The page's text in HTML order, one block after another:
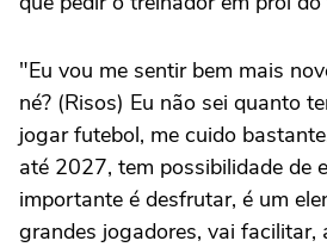
"Eu vou me sentir bem mais
né? (Risos) Eu não sei quanto
jogar futebol, me cuido
até 2027, tem possibilidade de
importante é desfrutar, é um
grandes jogadores, vai facilitar,